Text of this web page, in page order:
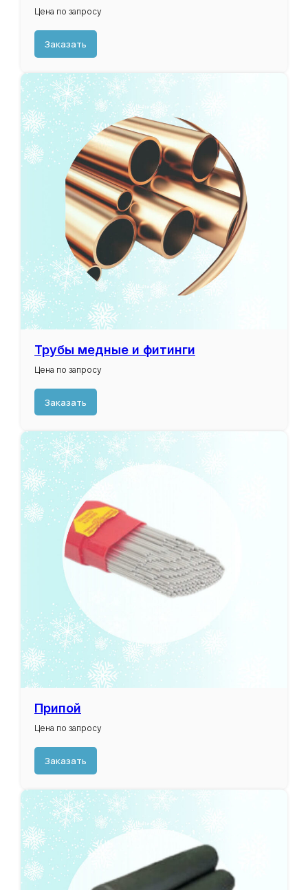
Цена по запросу
Заказать
Трубы медные и фитинги
Цена по запросу
Заказать
Припой
Цена по запросу
Заказать